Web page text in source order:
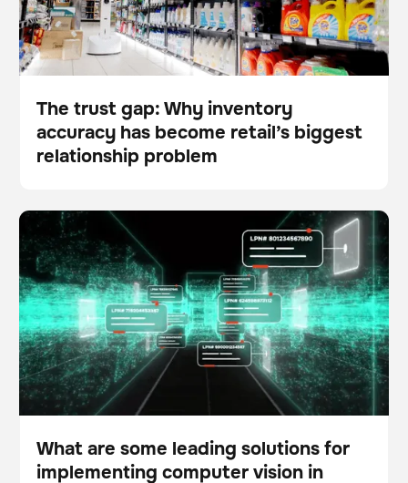
Blog
The trust gap: Why inventory
accuracy has become retail’s biggest
relationship problem
What are some leading solutions for implementing
computer vision in retail?
Escáner
Gestión de existencias
Blog
What are some leading solutions for
implementing computer vision in